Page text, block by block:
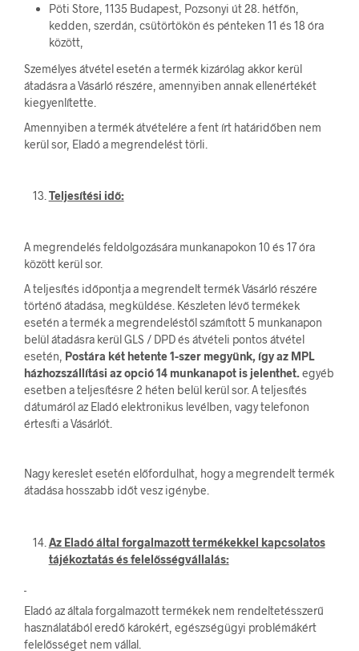
Pöti Store, 1135 Budapest, Pozsonyi út 28. hétfőn,
kedden, szerdán, csütörtökön és pénteken 11 és 18 óra
között,
Személyes átvétel esetén a termék kizárólag akkor kerül
átadásra a Vásárló részére, amennyiben annak ellenértékét
kiegyenlítette.
Amennyiben a termék átvételére a fent írt határidőben nem
kerül sor, Eladó a megrendelést törli.
Teljesítési idő:
A megrendelés feldolgozására munkanapokon 10 és 17 óra
között kerül sor.
A teljesítés időpontja a megrendelt termék Vásárló részére
történő átadása, megküldése. Készleten lévő termékek
esetén a termék a megrendeléstől számított 5 munkanapon
belül átadásra kerül GLS / DPD és átvételi pontos átvétel
esetén, Postára két hetente 1-szer megyünk, így az MPL
házhozszállítási az opció 14 munkanapot is jelenthet.egyéb
esetben a teljesítésre 2 héten belül kerül sor. A teljesítés
dátumáról az Eladó elektronikus levélben, vagy telefonon
értesíti a Vásárlót.
Nagy kereslet esetén előfordulhat, hogy a megrendelt termék
átadása hosszabb időt vesz igénybe.
Az Eladó által forgalmazott termékekkel kapcsolatos
tájékoztatás és felelősségvállalás:
Eladó az általa forgalmazott termékek nem rendeltetésszerű
használatából eredő károkért, egészségügyi problémákért
felelősséget nem vállal.